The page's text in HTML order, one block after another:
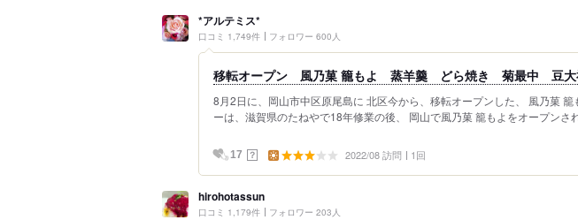
*アルテミス*
口コミ 1,749件 フォロワー 600人
移転オープン 風乃菓 籠もよ 蒸羊羹 どら焼き 菊最中 豆
8月2日に、岡山市中区原尾島に 北区今から、移転オープンした、 風乃菓 籠
ーは、滋賀県のたねやで18年修業の後、 岡山で風乃菓 籠もよをオープンさ
17 ？ 2022/08 訪問 1回
hirohotassun
口コミ 1,179件 フォロワー 203人